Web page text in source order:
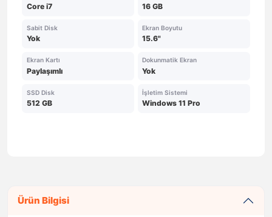
Core i7 16 GB
Sabit Disk
Yok
Ekran Boyutu
15.6"
Ekran Kartı
Paylaşımlı
Dokunmatik Ekran
Yok
SSD Disk
512 GB
İşletim Sistemi
Windows 11 Pro
Ürün Bilgisi